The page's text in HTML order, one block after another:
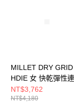
MILLET DRY GRID
HDIE 女 快乾彈性連
外套
NT$3,762
NT$4,180